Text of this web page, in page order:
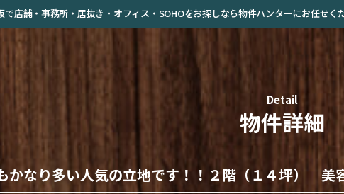
店舗・事務所・居抜き・オフィス・SOHOをお探しなら物件ハンターにお任せく
Detail
物件詳細
かなり多い人気の立地です！！２階（１４坪） 美